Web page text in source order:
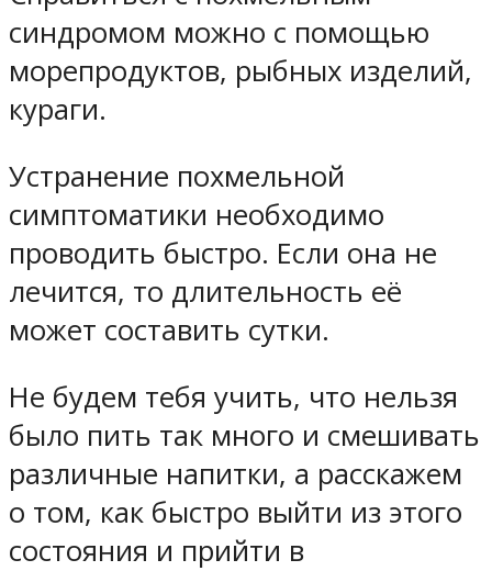
синдромом можно с помощью
морепродуктов, рыбных изделий,
кураги.
Устранение похмельной
симптоматики необходимо
проводить быстро. Если она не
лечится, то длительность её
может составить сутки.
Не будем тебя учить, что нельзя
было пить так много и смешивать
различные напитки, а расскажем
о том, как быстро выйти из этого
состояния и прийти в